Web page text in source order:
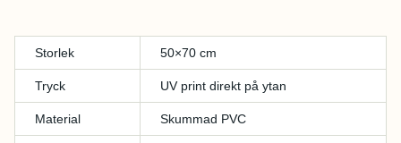
Storlek 50×70 cm
Tryck UV print direkt på ytan
Material Skummad PVC